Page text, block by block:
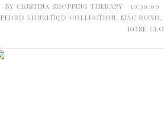
BY CRISTINA SHOPPING THERAPY 10:30:00
PEDRO LOURENÇO COLLECTION, MAC ROXO,
ROSE